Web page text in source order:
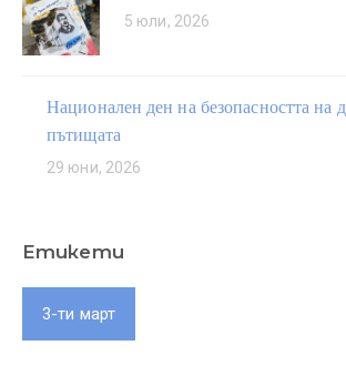
5 юли, 2026
Национален ден на безопасността на
пътищата
29 юни, 2026
Етикети
3-ти март